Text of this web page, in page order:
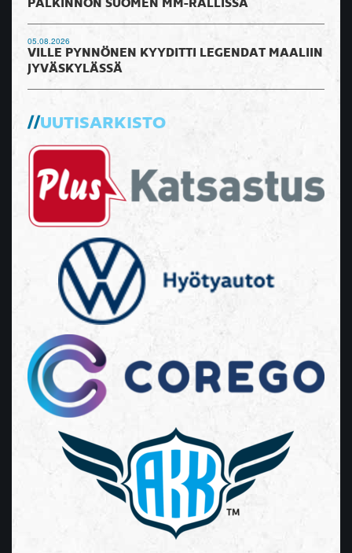
PALKINNON SUOMEN MM-RALLISSA
05.08.2026
VILLE PYNNÖNEN KYYDITTI LEGENDAT MAALIIN
JYVÄSKYLÄSSÄ
UUTISARKISTO